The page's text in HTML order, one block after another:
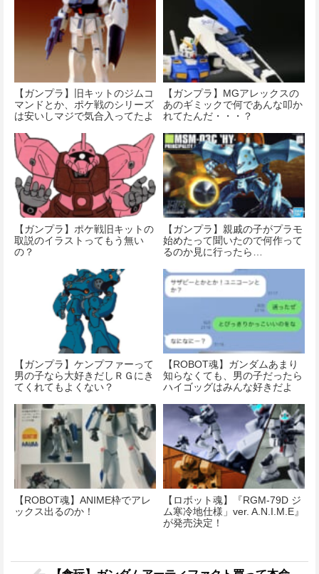
【ガンプラ】旧キットのジムコ
マンドとか、ポケ戦のシリーズ
は安いしマジで気合入ってたよ
【ガンプラ】MGアレックスの
あのギミックで何であんな叩か
れてたんだ・・・？
【ガンプラ】ポケ戦旧キットの
取説のイラストってもう無い
の？
【ガンプラ】親戚の子がプラモ
始めたって聞いたので何作って
るのか見に行ったら…
【ガンプラ】ケンプファーって
男の子なら大好きだしＲＧにき
てくれてもよくない？
【ROBOT魂】ガンダムあまり
知らなくても、男の子だったら
ハイゴッグはみんな好きだよ
【ROBOT魂】ANIME枠でアレ
ックス出るのか！
【ロボット魂】『RGM-79D ジ
ム寒冷地仕様」ver. A.N.I.M.E』
が発売決定！